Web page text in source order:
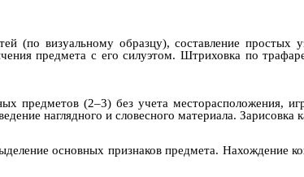
(по визуальному образцу), составление простых
предмета с его силуэтом. Штриховка по
предметов (2–3) без учета месторасположения,
наглядного и словесного материала. Зарисовка
основных признаков предмета. Нахождение